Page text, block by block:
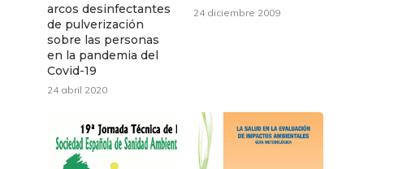
arcos desinfectantes
de pulverización
sobre las personas
en la pandemia del
Covid-19
24 abril 2020
24 diciembre 2009